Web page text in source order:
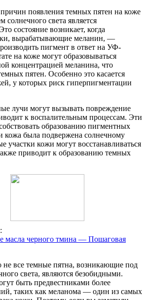
появления темных пятен на коже
солнечного света является
состояние возникает, когда
вырабатывающие меланин, —
пигмент в ответ на УФ-
на коже могут образовываться
концентрацией меланина, что
пятен. Особенно это касается
у которых риск гиперпигментации
лучи могут вызывать повреждение
к воспалительным процессам. Эти
образованию пигментных
кожа была подвержена солнечному
участки кожи могут восстанавливаться
приводит к образованию темных
масла черного тмина — Пошаговая
не все темные пятна, возникающие под
света, являются безобидными.
быть предвестниками более
таких как меланома — один из самых